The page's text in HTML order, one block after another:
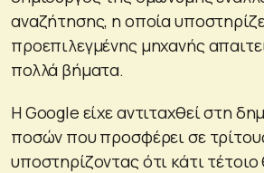
αναζήτησης, η οποία
προεπιλεγμένης μηχανής
πολλά βήματα.
Η Google είχε αντιταχθεί στη
ποσών που προσφέρει σε
υποστηρίζοντας ότι κάτι